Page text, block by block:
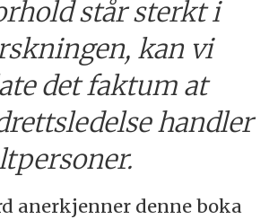
står sterkt i
kan vi
det faktum at
handler
anerkjenner denne boka